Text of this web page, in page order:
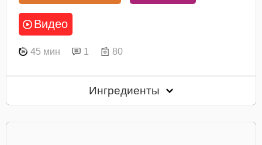
Видео
45 мин 1 80
Ингредиенты